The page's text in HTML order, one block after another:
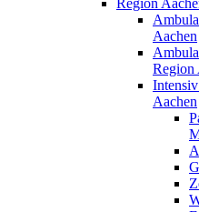
Region
Aachen
Region
Aachen